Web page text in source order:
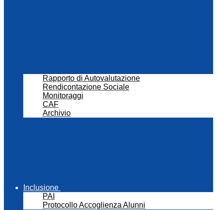
Rapporto di Autovalutazione
Rendicontazione Sociale
Monitoraggi
CAF
Archivio
Inclusione
PAI
Protocollo Accoglienza Alunni